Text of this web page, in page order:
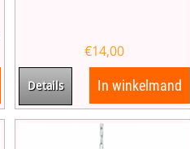
€14,00
Details In winkelmand